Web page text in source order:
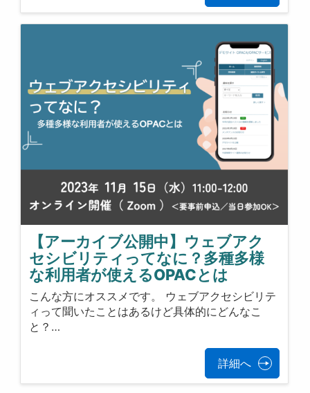
【アーカイブ公開中】ウェブアク
セシビリティってなに？多種多様
な利用者が使えるOPACとは
こんな方にオススメです。 ウェブアクセシビリテ
ィって聞いたことはあるけど具体的にどんなこ
と？…
詳細へ